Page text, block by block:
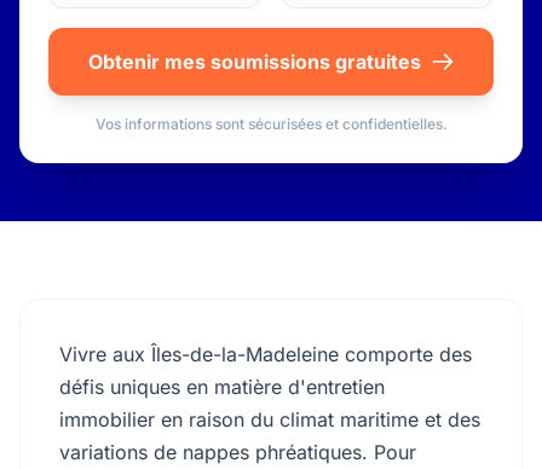
Obtenir mes soumissions gratuites
Vos informations sont sécurisées et confidentielles.
Vivre aux Îles-de-la-Madeleine comporte des
défis uniques en matière d'entretien
immobilier en raison du climat maritime et des
variations de nappes phréatiques. Pour